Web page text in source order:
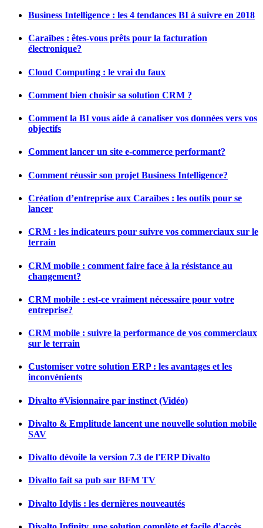
Business Intelligence : les 4 tendances BI à suivre en 2018
Caraïbes : êtes-vous prêts pour la facturation
électronique?
Cloud Computing : le vrai du faux
Comment bien choisir sa solution CRM ?
Comment la BI vous aide à canaliser vos données vers vos
objectifs
Comment lancer un site e-commerce performant?
Comment réussir son projet Business Intelligence?
Création d’entreprise aux Caraïbes : les outils pour se
lancer
CRM : les indicateurs pour suivre vos commerciaux sur le
terrain
CRM mobile : comment faire face à la résistance au
changement?
CRM mobile : est-ce vraiment nécessaire pour votre
entreprise?
CRM mobile : suivre la performance de vos commerciaux
sur le terrain
Customiser votre solution ERP : les avantages et les
inconvénients
Divalto #Visionnaire par instinct (Vidéo)
Divalto & Emplitude lancent une nouvelle solution mobile
SAV
Divalto dévoile la version 7.3 de l'ERP Divalto
Divalto fait sa pub sur BFM TV
Divalto Idylis : les dernières nouveautés